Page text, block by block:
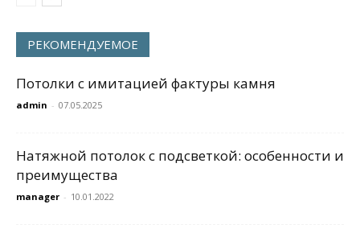
РЕКОМЕНДУЕМОЕ
Потолки с имитацией фактуры камня
admin - 07.05.2025
Натяжной потолок с подсветкой: особенности и
преимущества
manager - 10.01.2022